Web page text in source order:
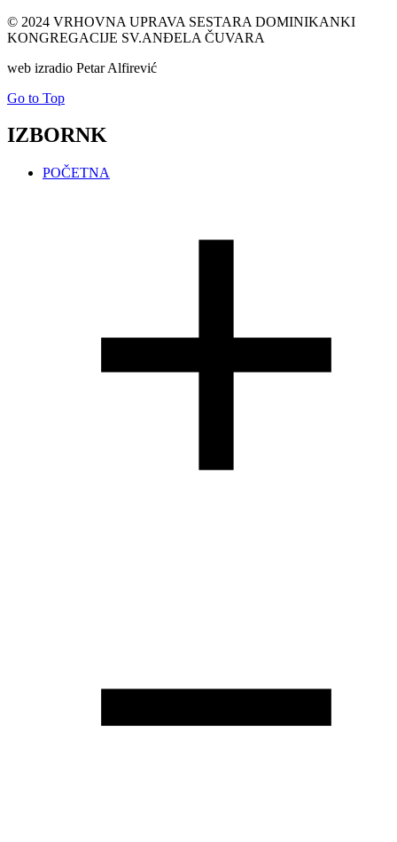
© 2024 VRHOVNA UPRAVA SESTARA DOMINIKANKI
KONGREGACIJE SV.ANĐELA ČUVARA
web izradio Petar Alfirević
Go to Top
IZBORNK
POČETNA